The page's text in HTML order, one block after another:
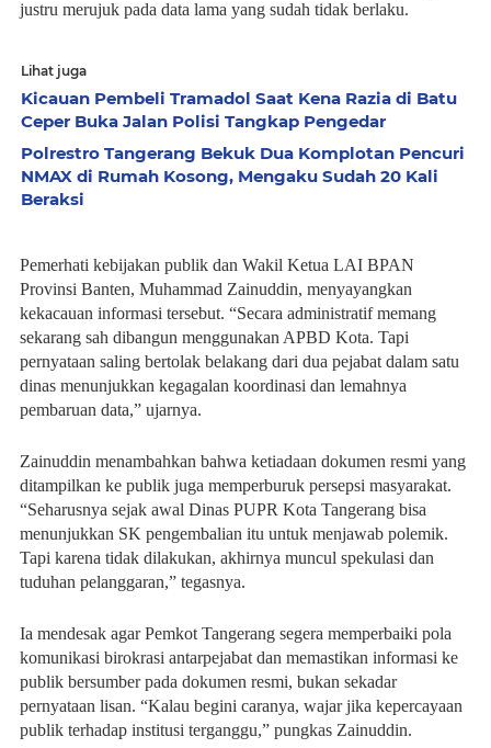
justru merujuk pada data lama yang sudah tidak berlaku.
Lihat juga
Kicauan Pembeli Tramadol Saat Kena Razia di Batu
Ceper Buka Jalan Polisi Tangkap Pengedar
Polrestro Tangerang Bekuk Dua Komplotan Pencuri
NMAX di Rumah Kosong, Mengaku Sudah 20 Kali
Beraksi
Pemerhati kebijakan publik dan Wakil Ketua LAI BPAN
Provinsi Banten, Muhammad Zainuddin, menyayangkan
kekacauan informasi tersebut. “Secara administratif memang
sekarang sah dibangun menggunakan APBD Kota. Tapi
pernyataan saling bertolak belakang dari dua pejabat dalam satu
dinas menunjukkan kegagalan koordinasi dan lemahnya
pembaruan data,” ujarnya.
Zainuddin menambahkan bahwa ketiadaan dokumen resmi yang
ditampilkan ke publik juga memperburuk persepsi masyarakat.
“Seharusnya sejak awal Dinas PUPR Kota Tangerang bisa
menunjukkan SK pengembalian itu untuk menjawab polemik.
Tapi karena tidak dilakukan, akhirnya muncul spekulasi dan
tuduhan pelanggaran,” tegasnya.
Ia mendesak agar Pemkot Tangerang segera memperbaiki pola
komunikasi birokrasi antarpejabat dan memastikan informasi ke
publik bersumber pada dokumen resmi, bukan sekadar
pernyataan lisan. “Kalau begini caranya, wajar jika kepercayaan
publik terhadap institusi terganggu,” pungkas Zainuddin.